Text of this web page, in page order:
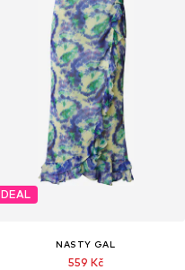
DEAL
NASTY GAL
559 Kč